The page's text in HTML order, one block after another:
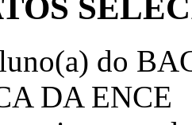
do
DA ENCE